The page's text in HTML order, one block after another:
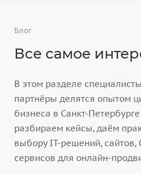
Блог
Все самое
В этом разделе
партнёры делятся опытом
бизнеса в Санкт-
разбираем кейсы, даём
выбору IT-решений, сайтов,
сервисов для онлайн-